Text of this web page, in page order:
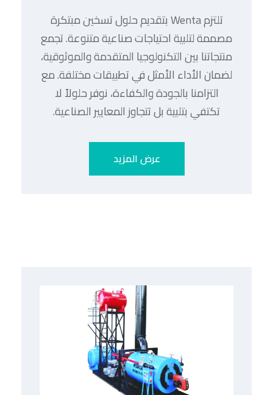
تلتزم Wenta بتقديم حلول تسخين مبتكرة
مصممة لتلبية احتياجات صناعية متنوعة. تجمع
منتجاتنا بين التكنولوجيا المتقدمة والموثوقية،
لضمان الأداء الأمثل في تطبيقات مختلفة. مع
التزامنا بالجودة والكفاءة، نوفر حلولاً لا
تكتفي بتلبية بل تتجاوز المعايير الصناعية.
عرض المزيد